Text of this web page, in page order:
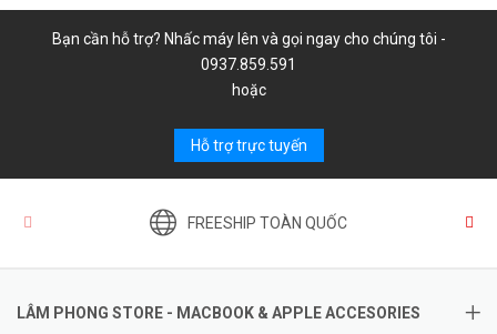
Bạn cần hỗ trợ? Nhấc máy lên và gọi ngay cho chúng tôi -
0937.859.591
hoặc
Hỗ trợ trực tuyến
FREESHIP TOÀN QUỐC
LÂM PHONG STORE - MACBOOK & APPLE ACCESORIES